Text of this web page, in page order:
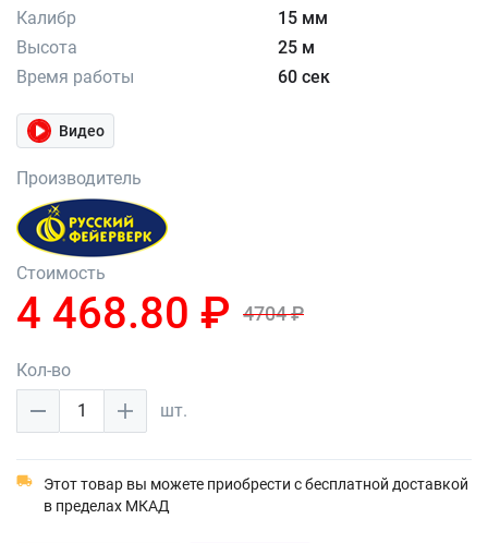
Калибр
15 мм
Высота
25 м
Время работы
60 сек
Видео
Производитель
Стоимость
4 468.80 ₽ 4704 ₽
Кол-во
1
шт.
Этот товар вы можете приобрести с бесплатной доставкой
в пределах МКАД